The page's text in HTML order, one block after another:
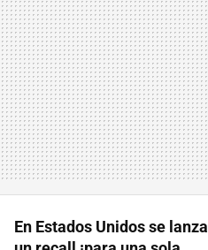
En Estados Unidos se lanza